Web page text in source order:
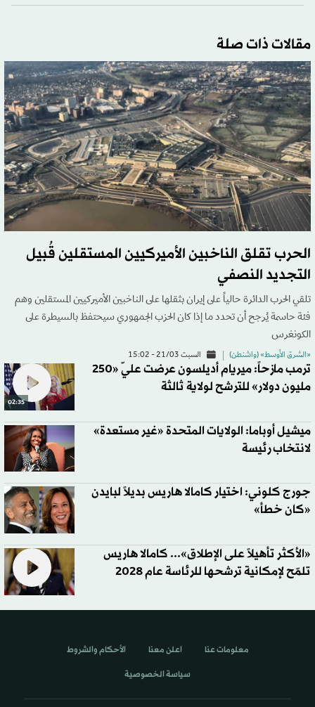
مقالات ذات صلة
الحرب تقلق الناخبين الأميركيين المستقلين قُبيل
التجديد النصفي
تلقي الحرب الدائرة حالياً على إيران بثقلها على الناخبين الأميركيين المستقلين وهم
فئة حاسمة يُرجح أن تحدد ما إذا كان الحزب الجمهوري سيحتفظ بالسيطرة على
الكونغرس
«الشرق الأوسط» (واشنطن) السبت 21/03 - 15:02
02:35
ترمب مازحاً: ميريام أديلسون عرضت عليّ «250
مليون دولار» للترشح لولاية ثالثة
ميشيل أوباما: الولايات المتحدة «غير مستعدة»
لانتخاب رئيسة
جورج كلوني: اختيار كامالا هاريس بديلاً لبايدن
«كان خطأ»
«الأكثر تأهيلاً على الإطلاق»... كامالا هاريس
تلمّح لإمكانية ترشحها للرئاسة عام 2028
معلومات عنا اعلن معنا الأحكام والشروط
سياسة الخصوصية